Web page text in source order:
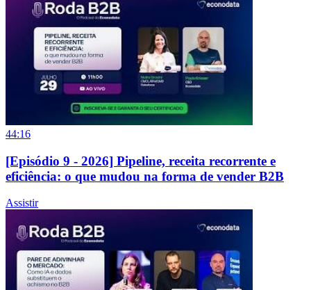
44:16
[Episódio 9 - 2026] Pipeline, receita recorrente e
eficiência: o que mudou na forma de vender B2B
Assistir